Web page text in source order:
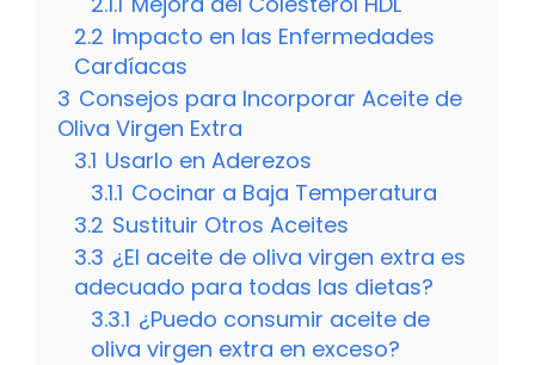
2.2 Impacto en las Enfermedades
Cardíacas
3 Consejos para Incorporar Aceite de
Oliva Virgen Extra
3.1 Usarlo en Aderezos
3.1.1 Cocinar a Baja Temperatura
3.2 Sustituir Otros Aceites
3.3 ¿El aceite de oliva virgen extra es
adecuado para todas las dietas?
3.3.1 ¿Puedo consumir aceite de
oliva virgen extra en exceso?